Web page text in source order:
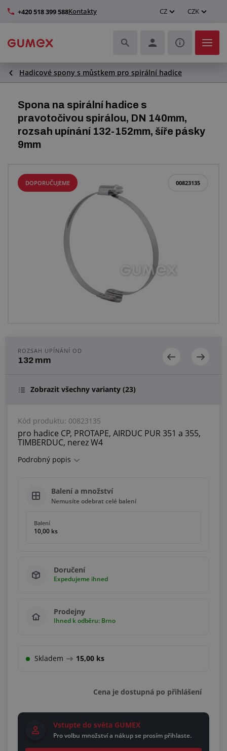
+420 518 399 588Kontakty CZ CZK
Hadice a jejich kompletace
Profily a výroba těsnění
Technické plasty
Zlepšení pracovního prostředí
Další pryžové a plastové výrobky
Centrum poptávek
Hadicové spony s můstkem pro spirální hadice
Spona na spirální hadice s
pravotočivou spirálou, DN 140mm,
rozsah upínání 132-152mm, šíře pásky
9mm
00823135
DOPORUČUJEME
ROZSAH UPÍNÁNÍ OD
132 mm
Zobrazit všechny varianty (23)
Kód produktu: 00823135
pro hadice CP, PROTAPE, AIRDUC PUR 351 a 355,
TIMBERDUC, nerez W4
Podrobný popis
Balení a množství
Nemusíte odebrat celé balení
Balení
10,00 ks
Doručení
Expedujeme ihned
Prodejny
Ihned k odběru: Brno
Skladem 15,00 ks
Cena je dostupná po přihlášení
Vstupte do světa GUMEX
Pro volbu množství a nákup se prosím přihlaste.